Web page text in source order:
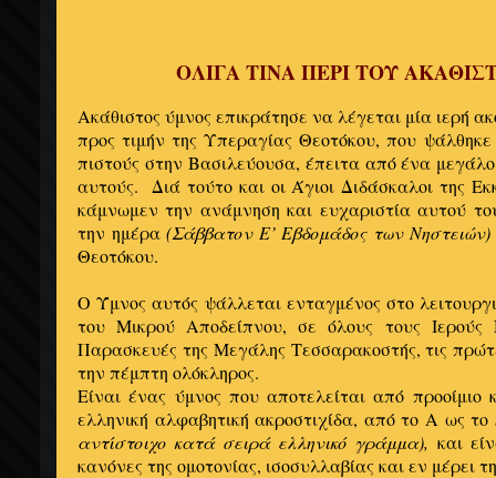
ΟΛΙΓΑ ΤΙΝΑ ΠΕΡΙ ΤΟΥ
Ακάθιστος ύμνος επικράτησε να λέγεται μία ιερή
προς τιμήν της Υπεραγίας Θεοτόκου, που
πιστούς στην Βασιλεύουσα, έπειτα από ένα
αυτούς. Διά τούτο και οι Άγιοι Διδάσκαλοι της
κάμνωμεν την ανάμνηση και ευχαριστία αυτού
την ημέρα(Σάββατον Ε’ Εβδομάδος των Νηστειών)
Θεοτόκου.
Ο Ύμνος αυτός ψάλλεται ενταγμένος στο
του Μικρού Αποδείπνου, σε όλους τους
Παρασκευές της Μεγάλης Τεσσαρακοστής, τις
την πέμπτη ολόκληρος.
Είναι ένας ύμνος που αποτελείται από προοίμιο
ελληνική αλφαβητική ακροστιχίδα, από το Α ως
αντίστοιχο κατά σειρά ελληνικό γράμμα), και
κανόνες της ομοτονίας, ισοσυλλαβίας και εν μέρει